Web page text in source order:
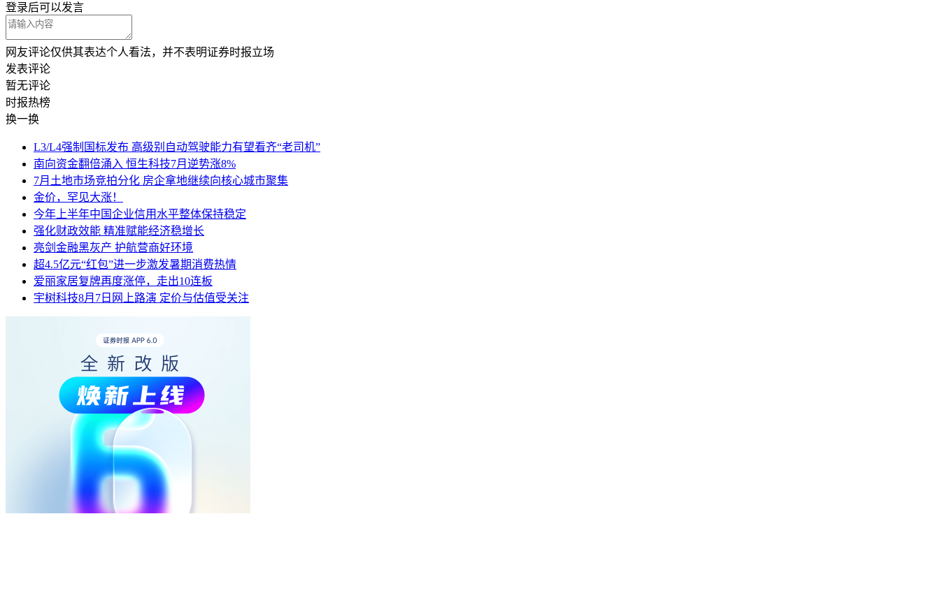
登录后可以发言
网友评论仅供其表达个人看法，并不表明证券时报立场
发表评论
暂无评论
时报热榜
换一换
L3/L4强制国标发布 高级别自动驾驶能力有望看齐“老司机”
南向资金翻倍涌入 恒生科技7月逆势涨8%
7月土地市场竞拍分化 房企拿地继续向核心城市聚集
金价，罕见大涨！
今年上半年中国企业信用水平整体保持稳定
强化财政效能 精准赋能经济稳增长
亮剑金融黑灰产 护航营商好环境
超4.5亿元“红包”进一步激发暑期消费热情
爱丽家居复牌再度涨停，走出10连板
宇树科技8月7日网上路演 定价与估值受关注